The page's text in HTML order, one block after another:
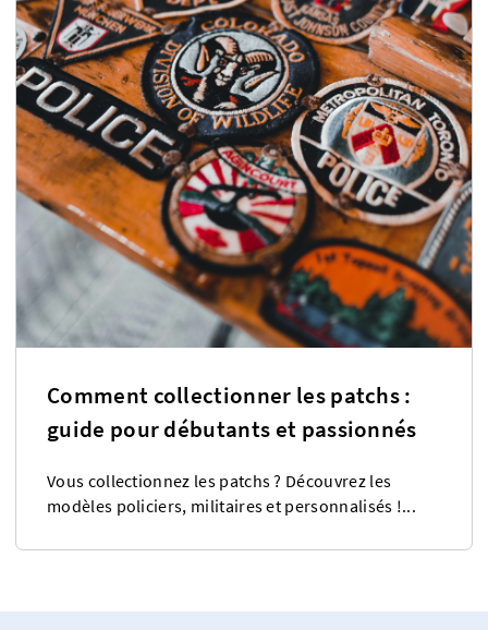
Comment collectionner les patchs :
guide pour débutants et passionnés
Vous collectionnez les patchs ? Découvrez les
modèles policiers, militaires et personnalisés !...